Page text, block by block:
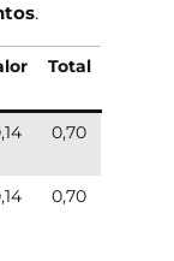
.
Total
0,70
0,70